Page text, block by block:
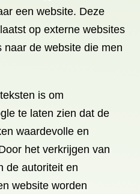
een website. Deze
op externe websites
de website die men
is om
te laten zien dat de
waardevolle en
het verkrijgen van
de autoriteit en
website worden